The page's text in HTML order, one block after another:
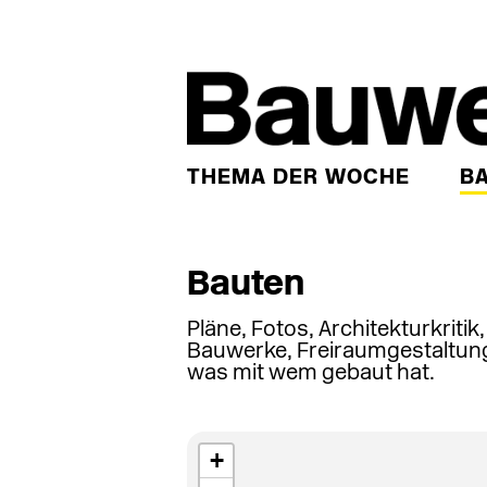
THEMA DER WOCHE
Bauten
Pläne, Fotos,
Bauwerke,
was mit wem gebaut hat.
+